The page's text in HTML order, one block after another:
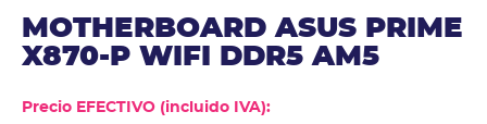
MOTHERBOARD ASUS PRIME
X870-P WIFI DDR5 AM5
Precio EFECTIVO (incluido IVA):